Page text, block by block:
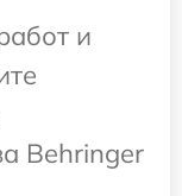
и
Behringer